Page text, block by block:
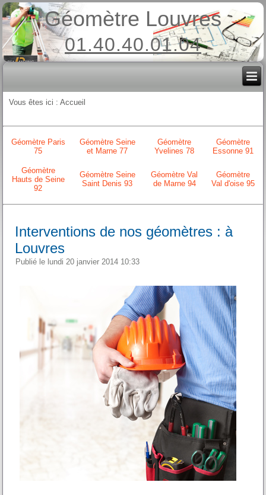
Géomètre Louvres
01.40.40.01.04
Vous êtes ici :Accueil
Géomètre Paris
75
Géomètre Seine
et Marne 77
Géomètre
Yvelines 78
Géomètre
Essonne 91
Géomètre
Hauts de Seine
92
Géomètre Seine
Saint Denis 93
Géomètre Val
de Marne 94
Géomètre
Val d'oise 95
Interventions de nos géomètres : à
Louvres
Publié le lundi 20 janvier 2014 10:33